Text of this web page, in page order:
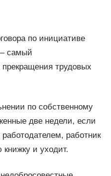
по инициативе
самый
трудовых
по собственному
две недели, если
работник
книжку и уходит.